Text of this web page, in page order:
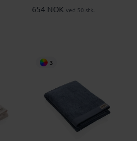
654 NOK ved 50 stk.
3